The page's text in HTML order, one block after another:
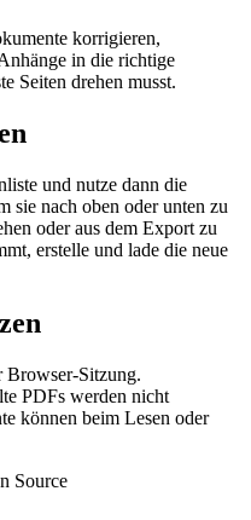
korrigieren,
in die richtige
Seiten drehen musst.
und nutze dann die
sie nach oben oder unten zu
oder aus dem Export zu
erstelle und lade die neue
Browser-Sitzung.
PDFs werden nicht
können beim Lesen oder
Source